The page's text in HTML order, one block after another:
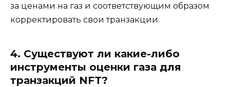
за ценами на газ и соответствующим образом
корректировать свои транзакции.
4. Существуют ли какие-либо
инструменты оценки газа для
транзакций NFT?